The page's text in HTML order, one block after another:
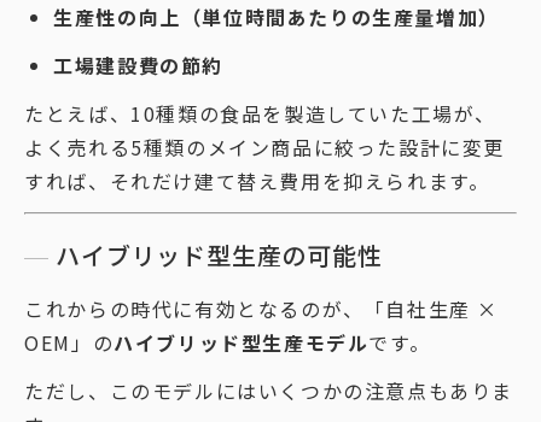
生産性の向上（単位時間あたりの生産量増加）
工場建設費の節約
たとえば、10種類の食品を製造していた工場が、
よく売れる5種類のメイン商品に絞った設計に変更
すれば、それだけ建て替え費用を抑えられます。
ハイブリッド型生産の可能性
これからの時代に有効となるのが、「自社生産 ×
OEM」のハイブリッド型生産モデルです。
ただし、このモデルにはいくつかの注意点もありま